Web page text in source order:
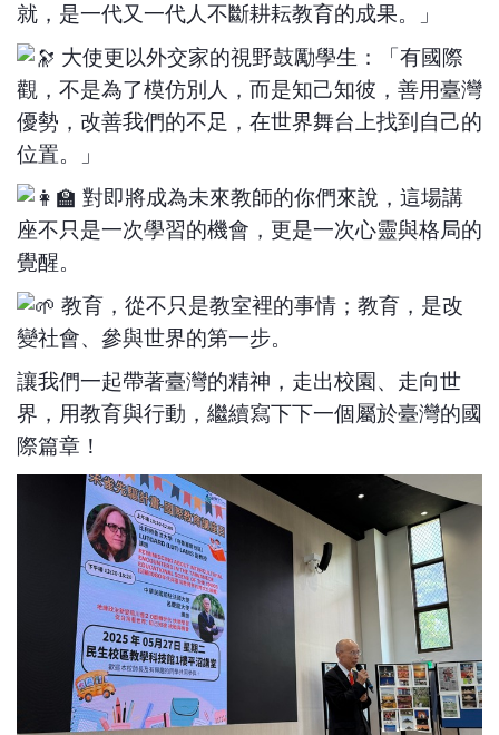
就，是一代又一代人不斷耕耘教育的成果。」
大使更以外交家的視野鼓勵學生：「有國際
觀，不是為了模仿別人，而是知己知彼，善用臺灣
優勢，改善我們的不足，在世界舞台上找到自己的
位置。」
對即將成為未來教師的你們來說，這場講
座不只是一次學習的機會，更是一次心靈與格局的
覺醒。
教育，從不只是教室裡的事情；教育，是改
變社會、參與世界的第一步。
讓我們一起帶著臺灣的精神，走出校園、走向世
界，用教育與行動，繼續寫下下一個屬於臺灣的國
際篇章！